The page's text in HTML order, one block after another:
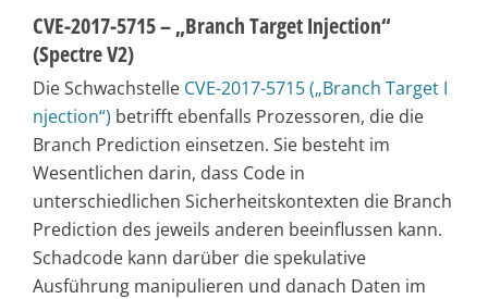
CVE-2017-5715 – „Branch Target Injection“
(Spectre V2)
Die Schwachstelle CVE-2017-5715 („Branch Target I
njection“) betrifft ebenfalls Prozessoren, die die
Branch Prediction einsetzen. Sie besteht im
Wesentlichen darin, dass Code in
unterschiedlichen Sicherheitskontexten die Branch
Prediction des jeweils anderen beeinflussen kann.
Schadcode kann darüber die spekulative
Ausführung manipulieren und danach Daten im